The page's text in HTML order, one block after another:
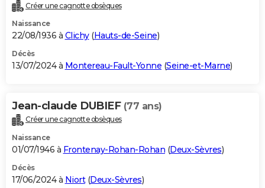
Créer une cagnotte obsèques
Naissance
22/08/1936 à Clichy(Hauts-de-Seine)
Décès
13/07/2024 à Montereau-Fault-Yonne (Seine-et-Marne)
Jean-claude DUBIEF (77 ans)
Créer une cagnotte obsèques
Naissance
01/07/1946 à Frontenay-Rohan-Rohan (Deux-Sèvres)
Décès
17/06/2024 à Niort(Deux-Sèvres)